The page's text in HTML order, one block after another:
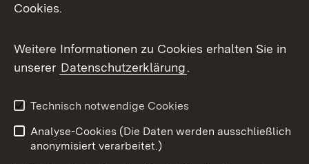
X / Twitter
Youtube
Impressum
Kontakt
Cookies.
Weitere Informationen zu Cookies erhalten Sie in
unserer Datenschutzerklärung.
Technisch notwendige Cookies
Analyse-Cookies (Die Daten werden ausschließlich
anonymisiert verarbeitet.)